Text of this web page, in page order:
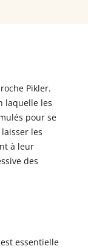
Pikler.
laquelle les
pour se
les
à leur
des
essentielle